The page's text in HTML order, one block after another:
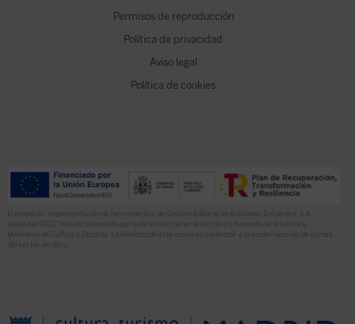
Permisos de reproducción
Política de privacidad
Aviso legal
Política de cookies
El proyecto “Implementación de herramientas de Gestión Editorial en Ediciones Encuentro, S.A.
anualidad 2022” ha sido financiado por la Dirección General del Libro y Fomento de la Lectura,
Ministerio de Cultura y Deporte. La finalidad de este apoyo es contribuir a la modernización de pymes
del sector del libro.